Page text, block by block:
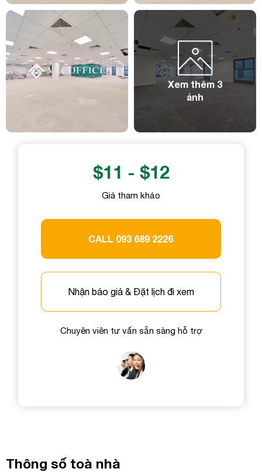
Xem thêm 3
ảnh
$11 - $12
Giá tham khảo
CALL 093 689 2226
Nhận báo giá & Đặt lịch đi xem
Chuyên viên tư vấn sẵn sàng hỗ trợ
Thông số toà nhà
Số điện thoại
Email công việc
Tên công ty
Gửi yêu cầu
Số điện thoại
Email công việc
Gửi yêu cầu